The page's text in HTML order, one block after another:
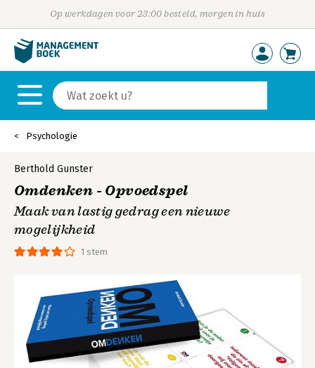
Op werkdagen voor 23:00 besteld, morgen in huis
Psychologie
1 stem
Berthold Gunster
Omdenken - Opvoedspel
Maak van lastig gedrag een nieuwe
mogelijkheid